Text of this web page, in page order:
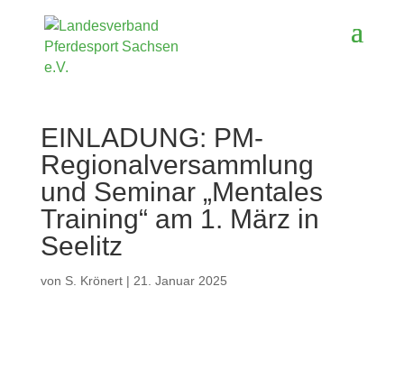
EINLADUNG: PM-
Regionalversammlung
und Seminar „Mentales
Training“ am 1. März in
Seelitz
von S. Krönert| 21. Januar 2025